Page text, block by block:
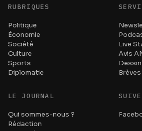
RUBRIQUES
Politique
Économie
Société
Culture
Sports
Diplomatie
Live
Avis
Brèves
LE JOURNAL
Qui sommes-nous ?
Rédaction